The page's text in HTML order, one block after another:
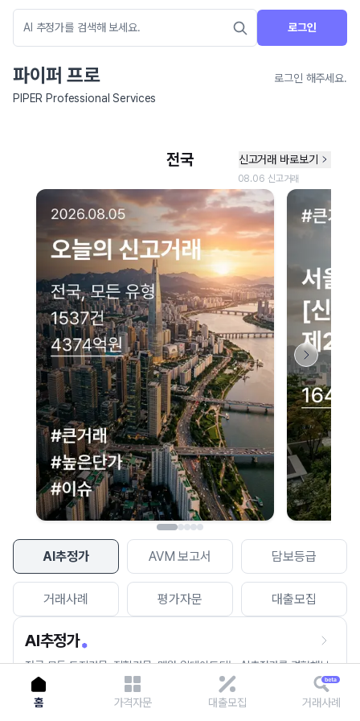
로그인
파이퍼 프로
로그인 해주세요.
PIPER Professional Services
AI추정가 AVM 보고서 담보등급
거래사례 평가자문 대출모집
AI추정가
전국 모든 토지건물, 집합건물, 매월 업데이트되는 AI추정가를 경험해보
세요.
네이버 지도 연결 안내
현재 네이버 지도 연결이 원활하지 않아 지도를 불러올 수 없습니다.
이용에 불편을 드려 죄송합니다.
다시 시도
홈 가격자문 대출모집 거래사례